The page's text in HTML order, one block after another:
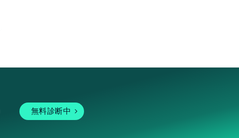
無料診断中